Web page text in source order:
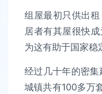
组屋最初只供出租
居者有其屋很快
为这有助于国家稳
经过几十年的密
城镇共有100多万